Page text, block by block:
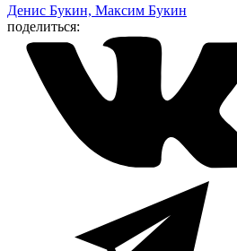
Денис Букин, Максим Букин
поделиться: